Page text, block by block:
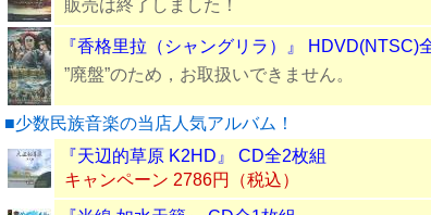
販売は終了しました！
『香格里拉（シャングリラ）』 HDVD(NTSC)
”廃盤”のため，お取扱いできません。
■少数民族音楽の当店人気アルバム！
『天辺的草原 K2HD』 CD全2枚組
キャンペーン 2786円（税込）